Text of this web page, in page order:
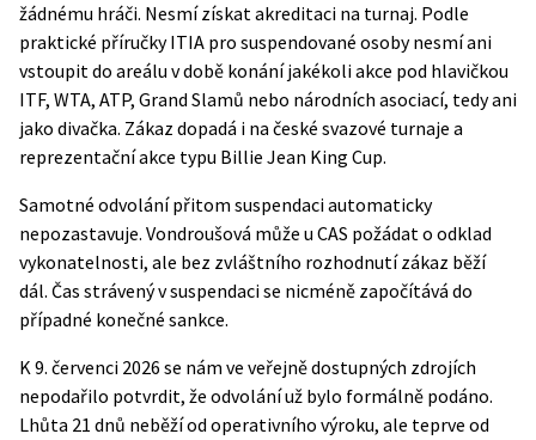
žádnému hráči. Nesmí získat akreditaci na turnaj. Podle
praktické příručky ITIA pro suspendované osoby nesmí ani
vstoupit do areálu v době konání jakékoli akce pod hlavičkou
ITF, WTA, ATP, Grand Slamů nebo národních asociací, tedy ani
jako divačka. Zákaz dopadá i na české svazové turnaje a
reprezentační akce typu Billie Jean King Cup.
Samotné odvolání přitom suspendaci automaticky
nepozastavuje. Vondroušová může u CAS požádat o odklad
vykonatelnosti, ale bez zvláštního rozhodnutí zákaz běží
dál. Čas strávený v suspendaci se nicméně započítává do
případné konečné sankce.
K 9. červenci 2026 se nám ve veřejně dostupných zdrojích
nepodařilo potvrdit, že odvolání už bylo formálně podáno.
Lhůta 21 dnů neběží od operativního výroku, ale teprve od